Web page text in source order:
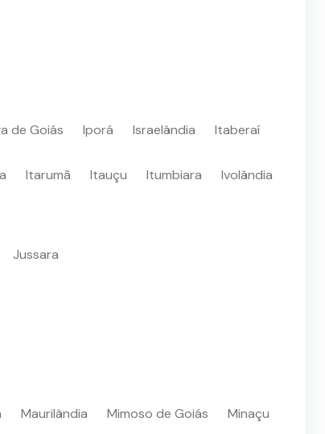
de Goiás Iporá Israelândia Itaberaí
Itarumã Itauçu Itumbiara Ivolândia
Jussara
Maurilândia Mimoso de Goiás Minaçu